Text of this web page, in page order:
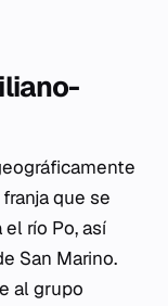
que se
río Po, así
San Marino.
al grupo